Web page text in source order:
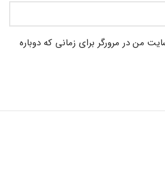
من در مرورگر برای زمانی که دوباره